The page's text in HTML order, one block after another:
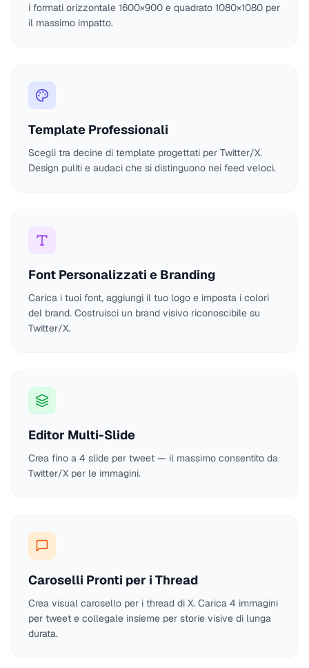
i formati orizzontale 1600×900 e quadrato 1080×1080 per
il massimo impatto.
Template Professionali
Scegli tra decine di template progettati per Twitter/X.
Design puliti e audaci che si distinguono nei feed veloci.
Font Personalizzati e Branding
Carica i tuoi font, aggiungi il tuo logo e imposta i colori
del brand. Costruisci un brand visivo riconoscibile su
Twitter/X.
Editor Multi-Slide
Crea fino a 4 slide per tweet — il massimo consentito da
Twitter/X per le immagini.
Caroselli Pronti per i Thread
Crea visual carosello per i thread di X. Carica 4 immagini
per tweet e collegale insieme per storie visive di lunga
durata.